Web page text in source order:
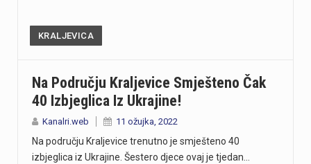
KRALJEVICA
Na Području Kraljevice Smješteno Čak
40 Izbjeglica Iz Ukrajine!
Kanalri.web 11 ožujka, 2022
Na području Kraljevice trenutno je smješteno 40
izbjeglica iz Ukrajine. Šestero djece ovaj je tjedan…